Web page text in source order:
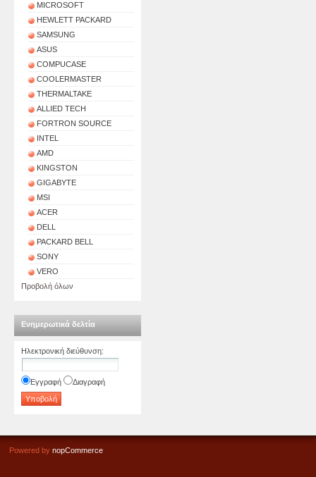
MICROSOFT
HEWLETT PACKARD
SAMSUNG
ASUS
COMPUCASE
COOLERMASTER
THERMALTAKE
ALLIED TECH
FORTRON SOURCE
INTEL
AMD
KINGSTON
GIGABYTE
MSI
ACER
DELL
PACKARD BELL
SONY
VERO
Προβολή όλων
Ενημερωτικά δελτία
Ηλεκτρονική διεύθυνση:
Εγγραφή Διαγραφή
Powered by nopCommerce